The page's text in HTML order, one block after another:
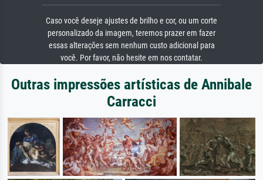
Caso você deseje ajustes de brilho e cor, ou um corte
personalizado da imagem, teremos prazer em fazer
essas alterações sem nenhum custo adicional para
você. Por favor, não hesite em nos contatar.
Outras impressões artísticas de Annibale
Carracci